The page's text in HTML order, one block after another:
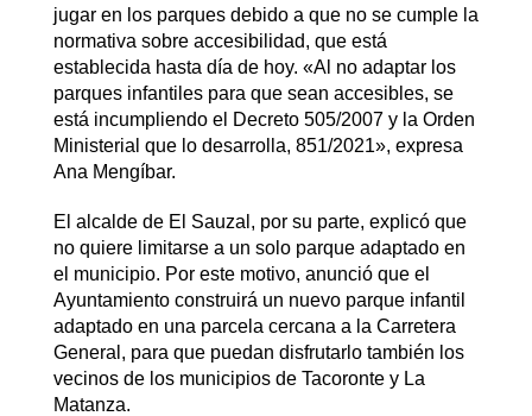
jugar en los parques debido a que no se cumple la
normativa sobre accesibilidad, que está
establecida hasta día de hoy. «Al no adaptar los
parques infantiles para que sean accesibles, se
está incumpliendo el Decreto 505/2007 y la Orden
Ministerial que lo desarrolla, 851/2021», expresa
Ana Mengíbar.
El alcalde de El Sauzal, por su parte, explicó que
no quiere limitarse a un solo parque adaptado en
el municipio. Por este motivo, anunció que el
Ayuntamiento construirá un nuevo parque infantil
adaptado en una parcela cercana a la Carretera
General, para que puedan disfrutarlo también los
vecinos de los municipios de Tacoronte y La
Matanza.